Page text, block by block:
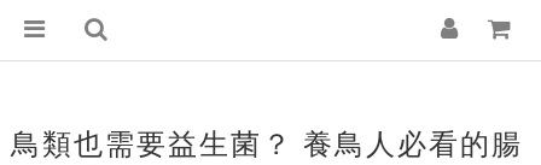
鳥類也需要益生菌？ 養鳥人必看的腸